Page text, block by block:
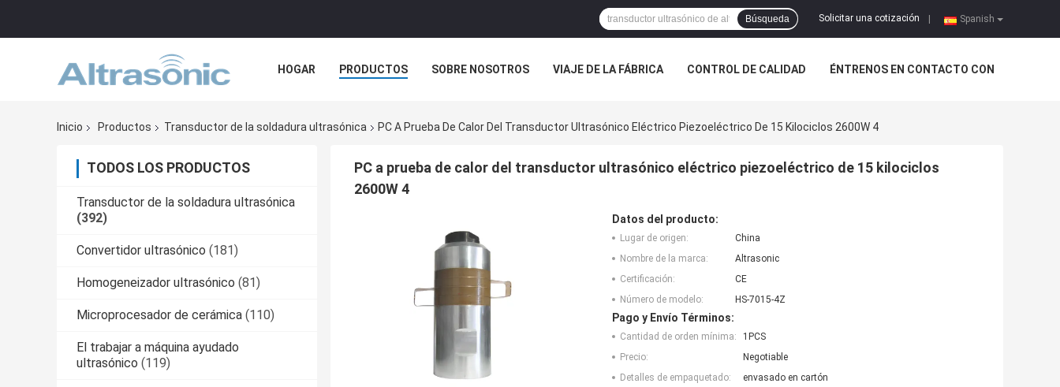
Spanish
Solicitar una cotización
Búsqueda
HOGAR PRODUCTOS SOBRE NOSOTROS VIAJE DE LA FÁBRICA CONTROL DE CALIDAD ÉNTRENOS EN CONTACTO CON
Inicio
Productos Transductor de la soldadura ultrasónica PC A Prueba De Calor Del Transductor Ultrasónico Eléctrico Piezoeléctrico De 15 Kilociclos 2600W 4
TODOS LOS PRODUCTOS
Transductor de la soldadura ultrasónica
(392)
Convertidor ultrasónico (181)
Homogeneizador ultrasónico (81)
Microprocesador de cerámica (110)
El trabajar a máquina ayudado
ultrasónico (119)
PC a prueba de calor del transductor ultrasónico eléctrico piezoeléctrico de 15 kilociclos
2600W 4
Datos del producto:
Lugar de origen:
China
Nombre de la marca:
Altrasonic
Certificación:
CE
Número de modelo:
HS-7015-4Z
Pago y Envío Términos:
Cantidad de orden mínima:
1PCS
Precio:
Negotiable
Detalles de empaquetado:
envasado en cartón